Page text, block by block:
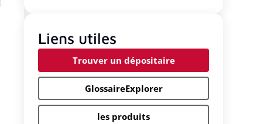
Liens utiles
Trouver un dépositaire
GlossaireExplorer
les produits